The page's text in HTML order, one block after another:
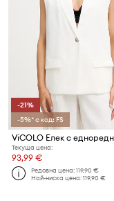
-21%
-5%* с код: FS
Текуща цена:
93,99 €
Редовна цена:119,90 €
Най-ниска цена:119,90 €